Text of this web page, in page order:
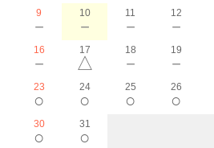
9
－
10
－
11
－
12
－
16
－
17
△
18
－
19
－
23
○
24
○
25
○
26
○
30
○
31
○